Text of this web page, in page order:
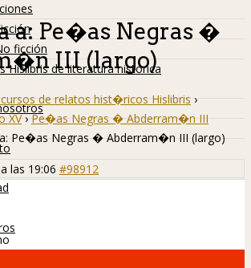
ficción
Hislibris de literatura histórica
a: Pe�as Negras �
III (largo)
de relatos hist�ricos Hislibris ›
XV › Pe�as Negras � Abderram�n III
Pe�as Negras � Abderram�n III (largo)
las 19:06 #98912